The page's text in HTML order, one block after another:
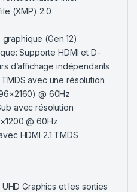
(XMP) 2.0
(Gen 12)
Supporte HDMI et D-
d’affichage indépendants
TMDS avec une résolution
@ 60Hz
avec résolution
@ 60Hz
HDMI 2.1 TMDS
UHD Graphics et les sorties